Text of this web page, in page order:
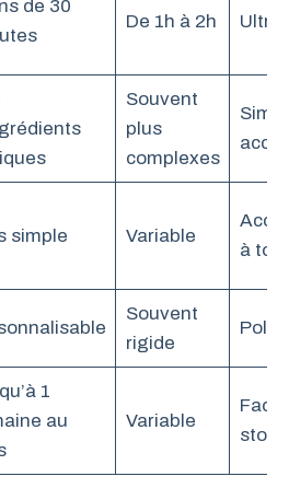
de 30
De 1h à 2h Ultra
Souvent
plus
complexes
simple Variable
à
Souvent
rigide
1
au
Variable